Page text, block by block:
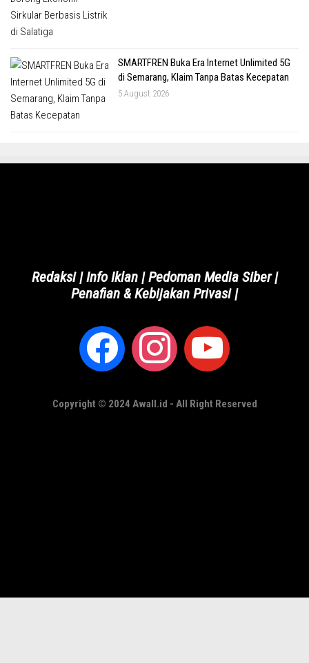
SMARTFREN Buka Era Internet Unlimited 5G
di Semarang, Klaim Tanpa Batas Kecepatan
5 August 2026
Redaksi|Info Iklan|Pedoman Media Siber|
Penafian & Kebijakan Privasi|
Copyright © 2024 Awall.id - All Right Reserved